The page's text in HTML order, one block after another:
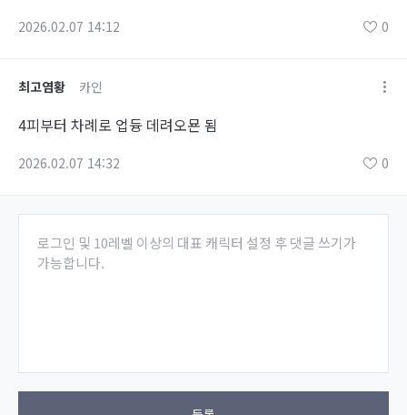
2026.02.07 14:12 0
최고염황 카인
4피부터 차례로 업듕 데려오묜 됨
2026.02.07 14:32 0
로그인 및 10레벨 이상의 대표 캐릭터 설정 후 댓글 쓰기가
가능합니다.